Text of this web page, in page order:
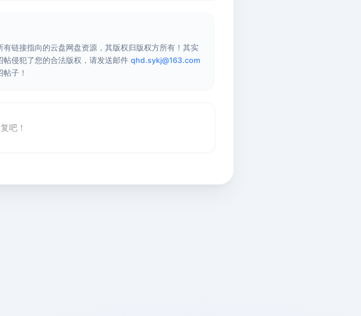
链接指向的云盘网盘资源，其版权归版权方所有！其实
侵犯了您的合法版权，请发送邮件 qhd.sykj@163.com
子！
吧！